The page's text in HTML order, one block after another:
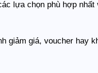
lựa chọn phù hợp
giảm giá, voucher hay